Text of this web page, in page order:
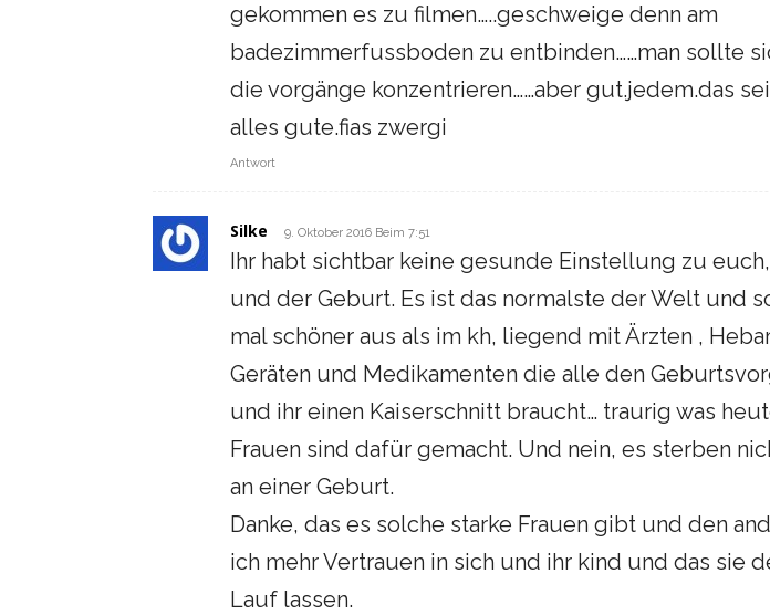
gekommen es zu filmen…..geschweige denn am
badezimmerfussboden zu entbinden……man sollte
die vorgänge konzentrieren……aber gut.jedem.das
alles gute.fias zwergi
Antwort
Silke 9. Oktober 2016 Beim 7:51
Ihr habt sichtbar keine gesunde Einstellung zu
und der Geburt. Es ist das normalste der Welt und
mal schöner aus als im kh, liegend mit Ärzten ,
Geräten und Medikamenten die alle den
und ihr einen Kaiserschnitt braucht… traurig was
Frauen sind dafür gemacht. Und nein, es sterben
an einer Geburt.
Danke, das es solche starke Frauen gibt und den
ich mehr Vertrauen in sich und ihr kind und das sie
Lauf lassen.